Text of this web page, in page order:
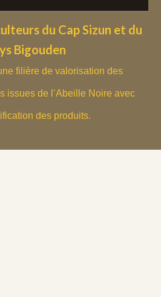
du Cap Sizun et du
Bigouden
filière de valorisation des
issues de l’Abeille Noire avec
des produits.